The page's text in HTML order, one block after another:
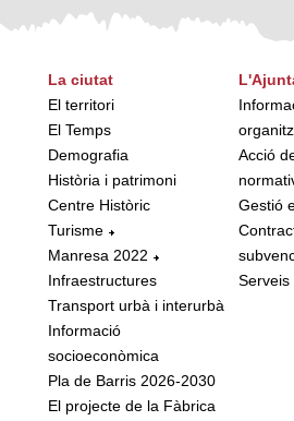
La ciutat
El territori
El Temps
Demografia
Història i patrimoni
Centre Històric
Turisme
Manresa 2022
Infraestructures
Transport urbà i interurbà
Informació
socioeconòmica
Pla de Barris 2026-2030
El projecte de la Fàbrica
Acció
Gestió
Serveis